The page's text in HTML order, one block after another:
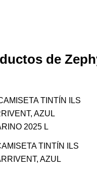
de
TINTÍN ILS
AZUL